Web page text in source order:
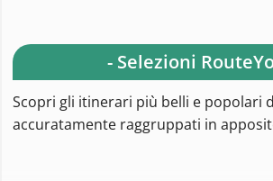
- Selezioni
Scopri gli itinerari più belli e popolari
accuratamente raggruppati in